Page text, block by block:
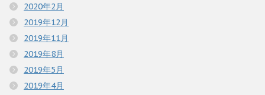
2020年2月
2019年12月
2019年11月
2019年8月
2019年5月
2019年4月